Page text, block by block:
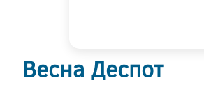
Весна Деспот